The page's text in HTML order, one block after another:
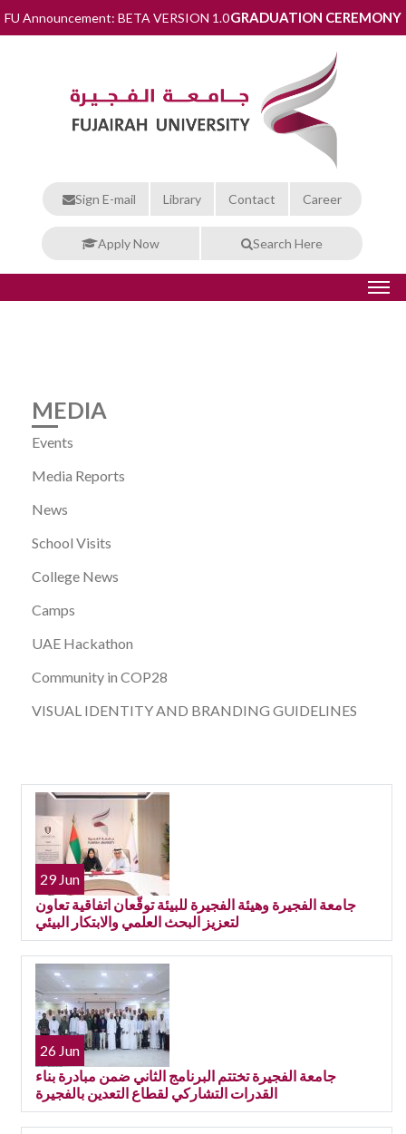
FU Announcement: BETA VERSION 1.0GRADUATION CEREMONY
Sign E-mail Library Contact Career
Apply Now Search Here
MEDIA
Events
Media Reports
News
School Visits
College News
Camps
UAE Hackathon
Community in COP28
VISUAL IDENTITY AND BRANDING GUIDELINES
29 Jun
جامعة الفجيرة وهيئة الفجيرة للبيئة توقّعان اتفاقية تعاون
لتعزيز البحث العلمي والابتكار البيئي
26 Jun
جامعة الفجيرة تختتم البرنامج الثاني ضمن مبادرة بناء
القدرات التشاركي لقطاع التعدين بالفجيرة